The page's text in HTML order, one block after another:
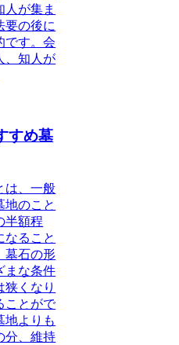
が集ま
要の後に
です。会
、知人が
すめ墓
は、一般
地のこと
半額程
なること
墓石の形
まな条件
狭くなり
ことがで
地よりも
分、維持